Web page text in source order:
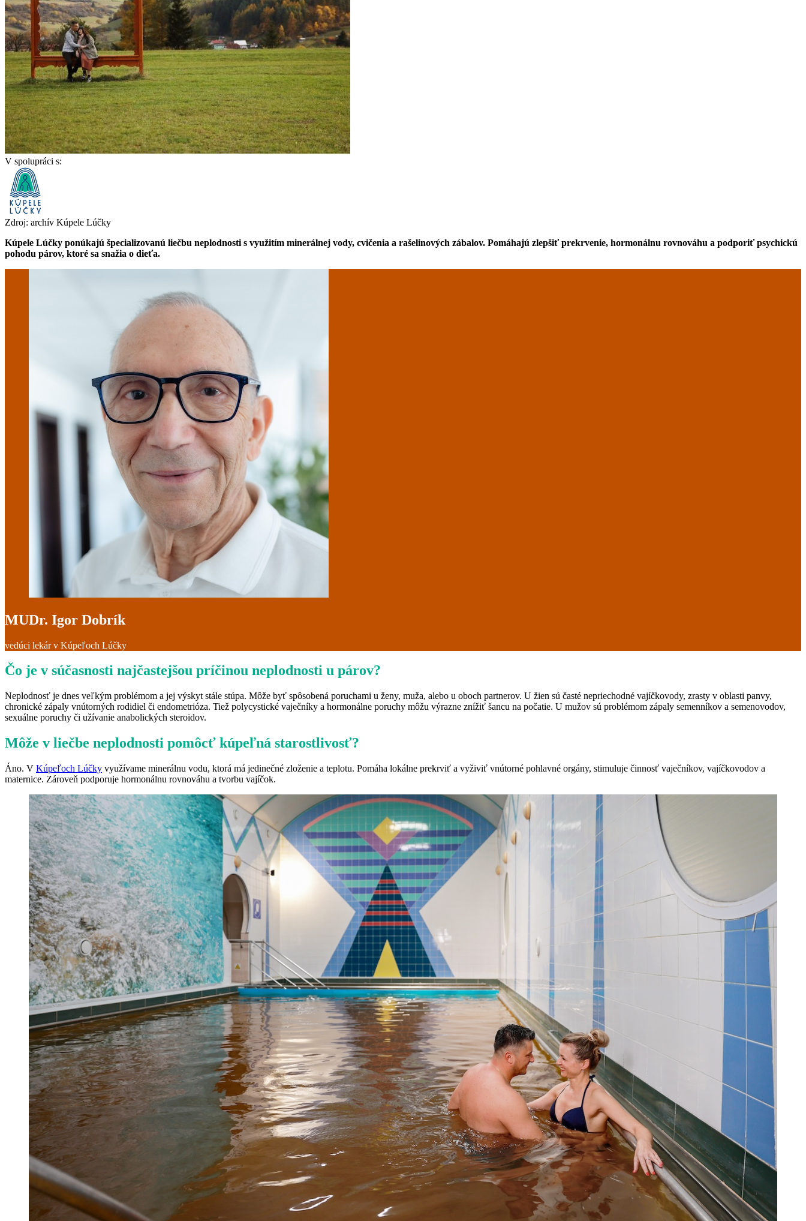
V spolupráci s:
Zdroj: archív Kúpele Lúčky
Kúpele Lúčky ponúkajú špecializovanú liečbu neplodnosti s využitím minerálnej vody, cvičenia a rašelinových zábalov. Pomáhajú zlepšiť prekrvenie, hormonálnu rovnováhu a podporiť psychickú
pohodu párov, ktoré sa snažia o dieťa.
MUDr. Igor Dobrík
vedúci lekár v Kúpeľoch Lúčky
Čo je v súčasnosti najčastejšou príčinou neplodnosti u párov?
Neplodnosť je dnes veľkým problémom a jej výskyt stále stúpa. Môže byť spôsobená poruchami u ženy, muža, alebo u oboch partnerov. U žien sú časté nepriechodné vajíčkovody, zrasty v oblasti panvy,
chronické zápaly vnútorných rodidiel či endometrióza. Tiež polycystické vaječníky a hormonálne poruchy môžu výrazne znížiť šancu na počatie. U mužov sú problémom zápaly semenníkov a semenovodov,
sexuálne poruchy či užívanie anabolických steroidov.
Môže v liečbe neplodnosti pomôcť kúpeľná starostlivosť?
Áno. V Kúpeľoch Lúčky využívame minerálnu vodu, ktorá má jedinečné zloženie a teplotu. Pomáha lokálne prekrviť a vyživiť vnútorné pohlavné orgány, stimuluje činnosť vaječníkov, vajíčkovodov a
maternice. Zároveň podporuje hormonálnu rovnováhu a tvorbu vajíčok.